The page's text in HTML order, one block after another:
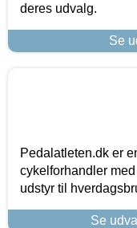
deres udvalg.
Se
Pedalatleten.dk er
cykelforhandler
udstyr til
Se